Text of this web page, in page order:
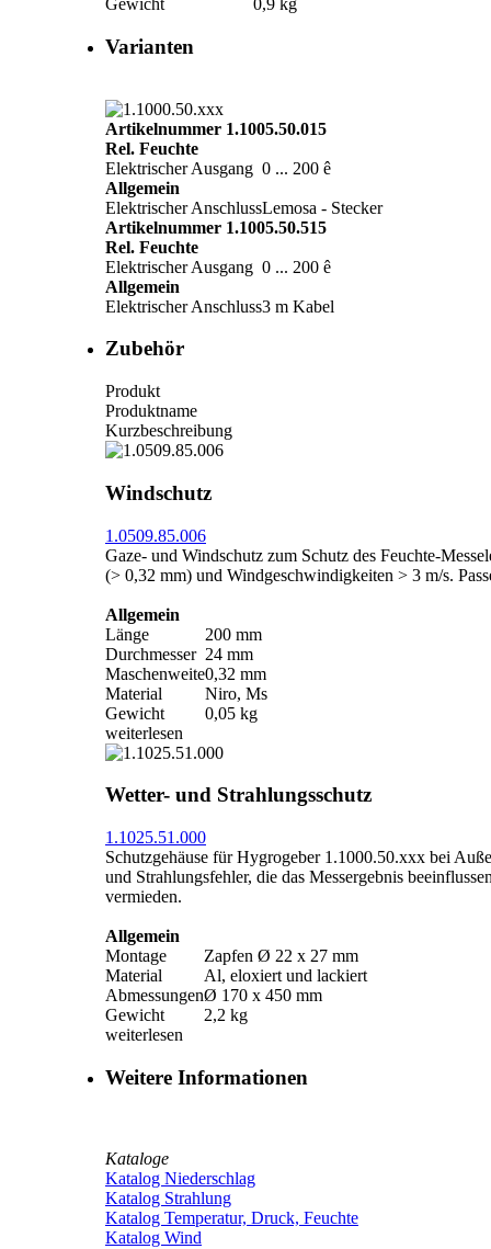
Gewicht
0,9 kg
Varianten
Artikelnummer 1.1005.50.015
Rel. Feuchte
Elektrischer Ausgang 0 ... 200 ê
Allgemein
Elektrischer AnschlussLemosa - Stecker
Artikelnummer 1.1005.50.515
Rel. Feuchte
Elektrischer Ausgang 0 ... 200 ê
Allgemein
Elektrischer Anschluss3 m Kabel
Zubehör
Produkt
Produktname
Kurzbeschreibung
Windschutz
1.0509.85.006
Gaze- und Windschutz zum Schutz des Feuchte-
(> 0,32 mm) und Windgeschwindigkeiten > 3 m/­s.
Allgemein
Länge
200 mm
Durchmesser 24 mm
Maschenweite0,32 mm
Material
Niro, Ms
Gewicht
0,05 kg
weiterlesen
Wetter- und Strahlungsschutz
1.1025.51.000
Schutzgehäuse für Hygrogeber 1.1000.50.xxx bei
und Strahlungsfehler, die das Messergebnis
vermieden.
Allgemein
Montage
Zapfen Ø 22 x 27 mm
Material
Al, eloxiert und lackiert
AbmessungenØ 170 x 450 mm
Gewicht
2,2 kg
weiterlesen
Weitere Informationen
Kataloge
Katalog Niederschlag
Katalog Strahlung
Katalog Temperatur, Druck, Feuchte
Katalog Wind